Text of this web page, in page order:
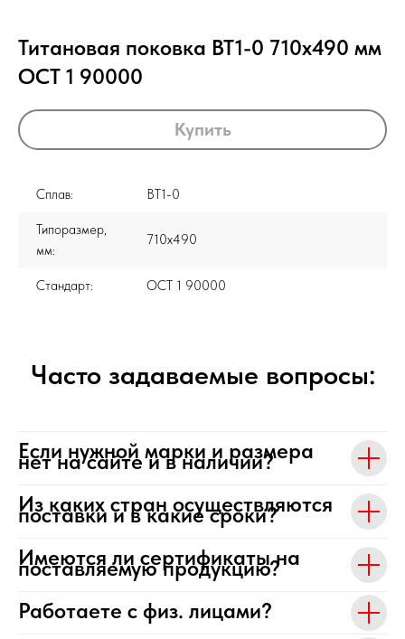
Титановая поковка ВТ1-0 710x490 мм
ОСТ 1 90000
Купить
Сплав: ВТ1-0
Типоразмер,
мм:
710x490
Стандарт: ОСТ 1 90000
Часто задаваемые вопросы:
Если нужной марки и размера
нет на сайте и в наличии?
Из каких стран осуществляются
поставки и в какие сроки?
Имеются ли сертификаты на
поставляемую продукцию?
Работаете с физ. лицами?